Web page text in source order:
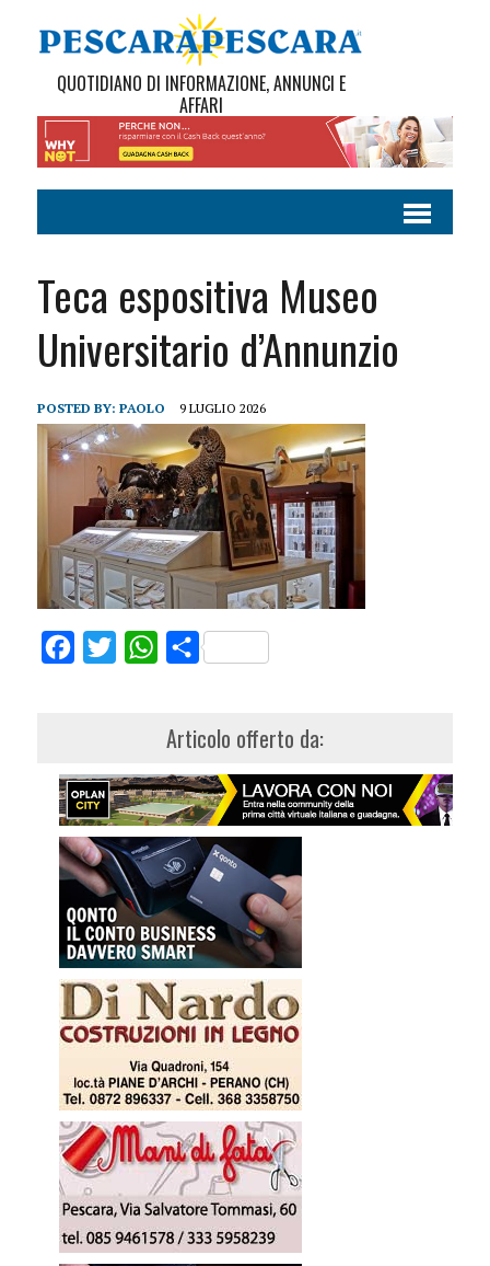
QUOTIDIANO DI INFORMAZIONE, ANNUNCI E
AFFARI
Teca espositiva Museo
Universitario d’Annunzio
POSTED BY: PAOLO 9 LUGLIO 2026
FacebookTwitterWhatsApp
Share
Articolo offerto da: